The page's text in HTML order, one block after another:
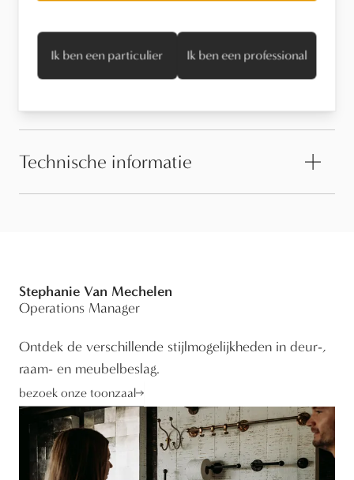
Technische informatie
Stephanie Van Mechelen
Operations Manager
Ontdek de verschillende stijlmogelijkheden in deur-,
raam- en meubelbeslag.
bezoek onze toonzaal
Ik ben een particulier Ik ben een professional